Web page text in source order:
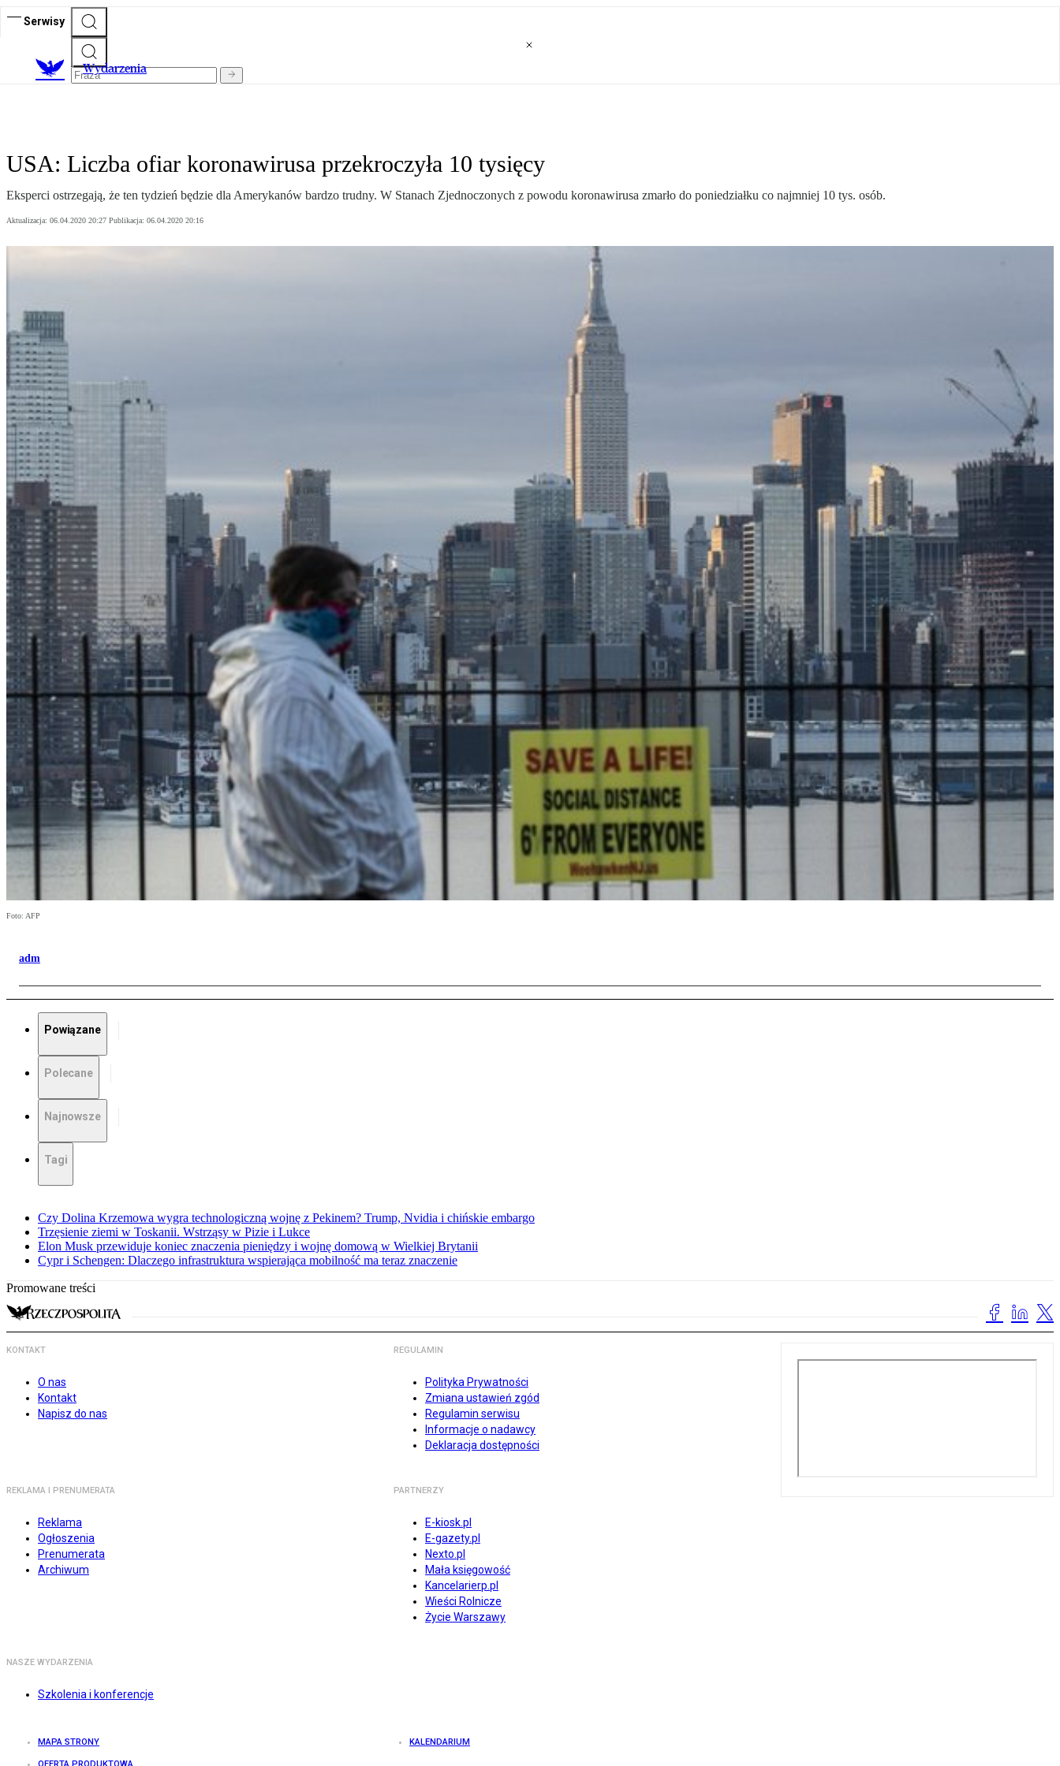
Serwisy
Wydarzenia
USA: Liczba ofiar koronawirusa przekroczyła 10 tysięcy
Eksperci ostrzegają, że ten tydzień będzie dla Amerykanów bardzo trudny. W Stanach Zjednoczonych z powodu koronawirusa zmarło do poniedziałku co najmniej 10 tys. osób.
Aktualizacja: 06.04.2020 20:27 Publikacja: 06.04.2020 20:16
Foto: AFP
adm
Powiązane
Polecane
Najnowsze
Tagi
Czy Dolina Krzemowa wygra technologiczną wojnę z Pekinem? Trump, Nvidia i chińskie embargo
Trzęsienie ziemi w Toskanii. Wstrząsy w Pizie i Lukce
Elon Musk przewiduje koniec znaczenia pieniędzy i wojnę domową w Wielkiej Brytanii
Cypr i Schengen: Dlaczego infrastruktura wspierająca mobilność ma teraz znaczenie
Promowane treści
KONTAKT
O nas
Kontakt
Napisz do nas
REGULAMIN
Polityka Prywatności
Zmiana ustawień zgód
Regulamin serwisu
Informacje o nadawcy
Deklaracja dostępności
REKLAMA I PRENUMERATA
Reklama
Ogłoszenia
Prenumerata
Archiwum
PARTNERZY
E-kiosk.pl
E-gazety.pl
Nexto.pl
Mała księgowość
Kancelarierp.pl
Wieści Rolnicze
Życie Warszawy
NASZE WYDARZENIA
Szkolenia i konferencje
MAPA STRONY KALENDARIUM